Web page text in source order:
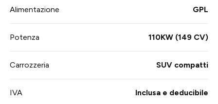
Alimentazione GPL
Potenza 110KW (149 CV)
Carrozzeria SUV compatti
IVA Inclusa e deducibile